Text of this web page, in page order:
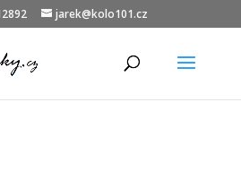
jarek@kolo101.cz